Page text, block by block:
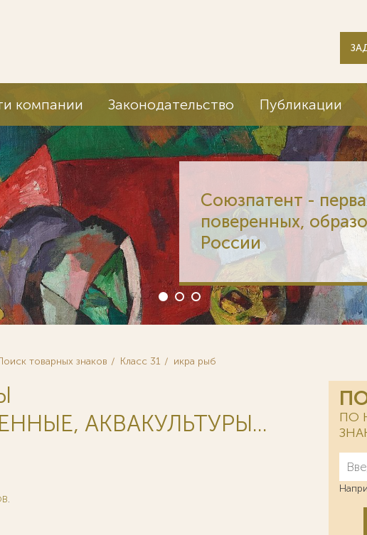
компании Законодательство Публикации
Союзпатент -
поверенных,
России
товарных знаков Класс 31 икра рыб
АКВАКУЛЬТУРЫ...
.
ПО